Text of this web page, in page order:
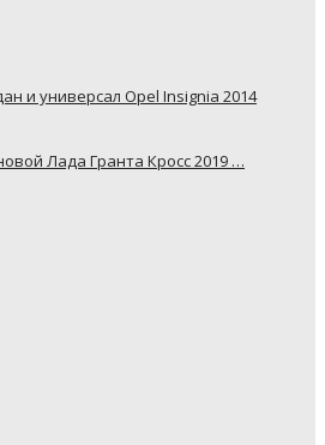
и универсал Opel Insignia 2014
Лада Гранта Кросс 2019 …